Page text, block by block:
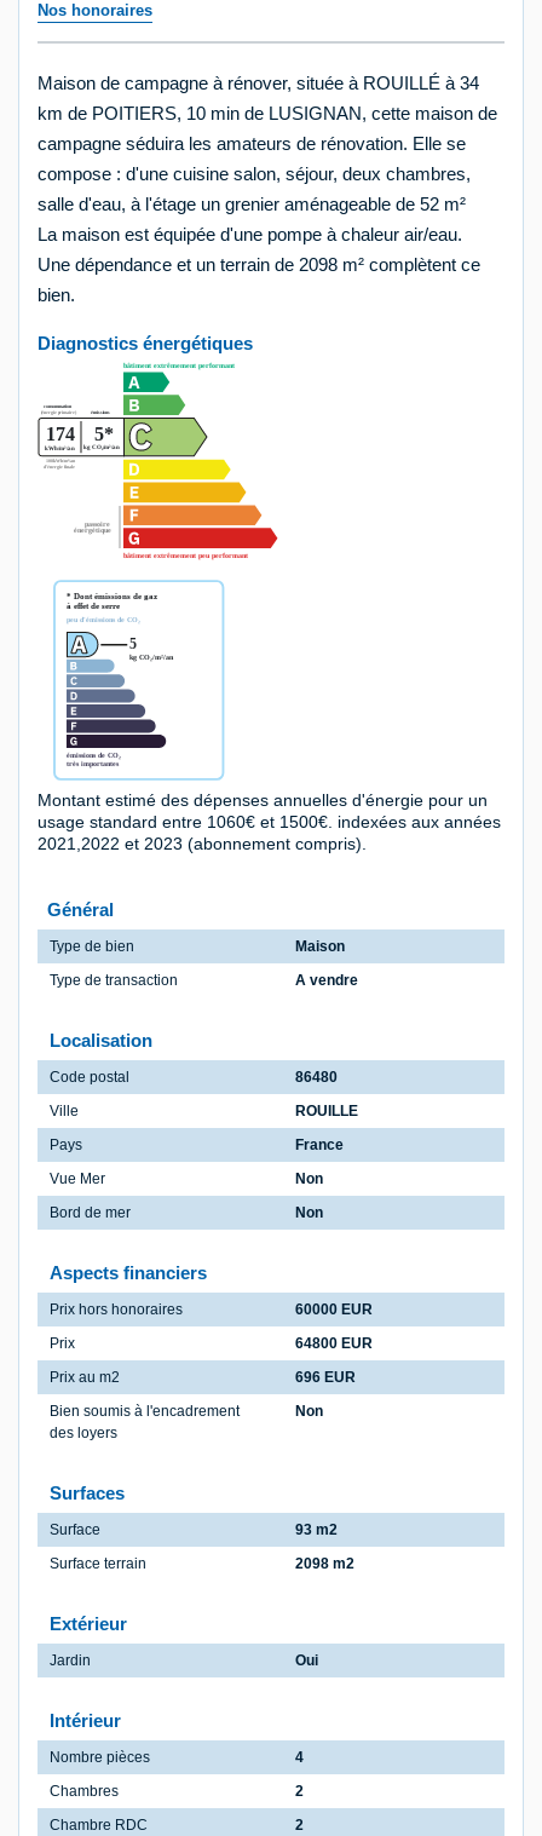
Nos honoraires
Maison de campagne à rénover, située à ROUILLÉ à 34
km de POITIERS, 10 min de LUSIGNAN, cette maison de
campagne séduira les amateurs de rénovation. Elle se
compose : d'une cuisine salon, séjour, deux chambres,
salle d'eau, à l'étage un grenier aménageable de 52 m²
La maison est équipée d'une pompe à chaleur air/eau.
Une dépendance et un terrain de 2098 m² complètent ce
bien.
Diagnostics énergétiques
Montant estimé des dépenses annuelles d'énergie pour un
usage standard entre 1060€ et 1500€. indexées aux années
2021,2022 et 2023 (abonnement compris).
Général
Type de bien
Maison
Type de transaction
A vendre
Localisation
Code postal
86480
Ville
ROUILLE
Pays
France
Vue Mer
Non
Bord de mer
Non
Aspects financiers
Prix hors honoraires
60000 EUR
Prix
64800 EUR
Prix au m2
696 EUR
Bien soumis à l'encadrement
des loyers
Non
Surfaces
Surface
93 m2
Surface terrain
2098 m2
Extérieur
Jardin Oui
Intérieur
Nombre pièces
4
Chambres
2
Chambre RDC
2